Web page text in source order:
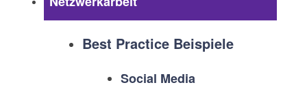
Best Practice Beispiele
Social Media